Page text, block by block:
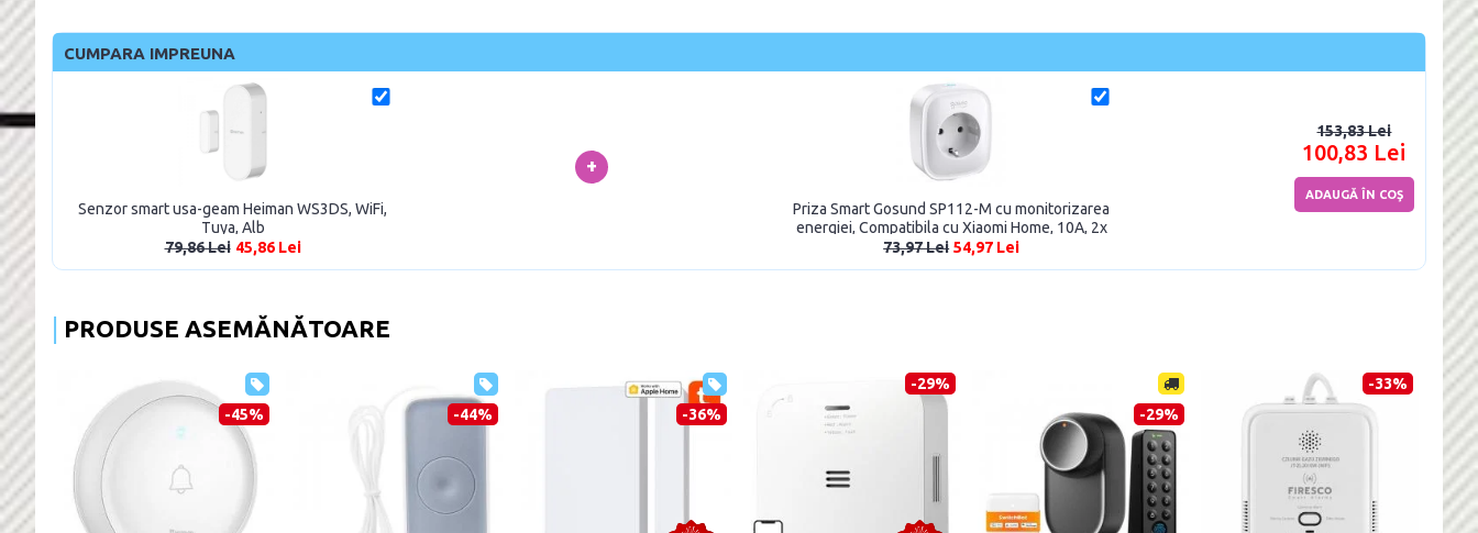
CUMPARA IMPREUNA
Senzor smart usa-geam Heiman WS3DS, WiFi,
Tuya, Alb
79,86 Lei 45,86 Lei
+
Priza Smart Gosund SP112-M cu monitorizarea
energiei, Compatibila cu Xiaomi Home, 10A, 2x
USB, WiFi, Alb
73,97 Lei 54,97 Lei
153,83 Lei
100,83 Lei
ADAUGĂ ÎN COŞ
PRODUSE ASEMĂNĂTOARE
-79% -59% -58% -45% -44% -36%